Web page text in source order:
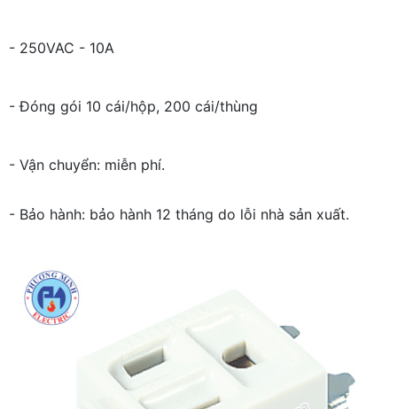
- 250VAC - 10A
- Đóng gói 10 cái/hộp, 200 cái/thùng
- Vận chuyển: miễn phí.
- Bảo hành: bảo hành 12 tháng do lỗi nhà sản xuất.